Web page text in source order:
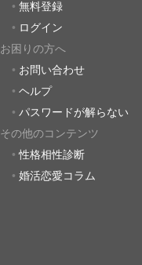
無料登録
ログイン
お困りの方へ
お問い合わせ
ヘルプ
パスワードが解らない
その他のコンテンツ
性格相性診断
婚活恋愛コラム